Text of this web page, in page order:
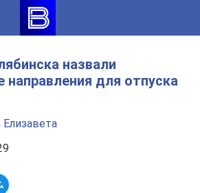
назвали
направления для отпуска